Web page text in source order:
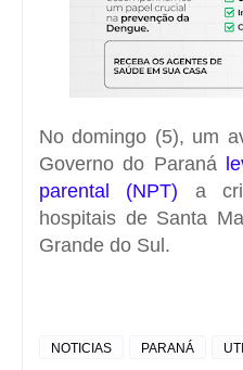
No domingo (5), um
Governo do Paraná
parental (NPT) a
hospitais de Santa
Grande do Sul.
NOTICIAS PARANÁ